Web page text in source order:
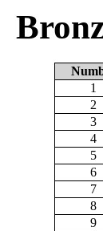
1
2
3
4
5
6
7
8
9